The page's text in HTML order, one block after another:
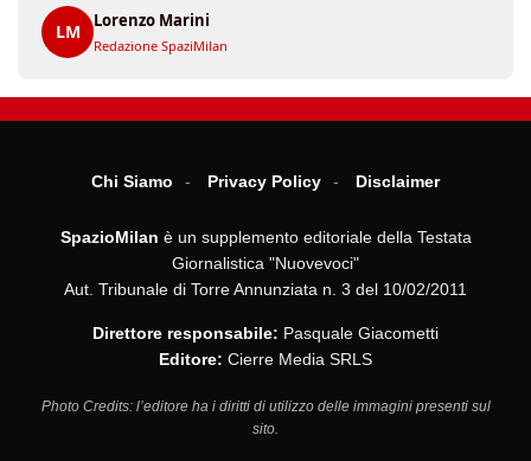
LM
Lorenzo Marini
Redazione SpaziMilan
Chi Siamo Privacy Policy Disclaimer
SpazioMilan è un supplemento editoriale della Testata
Giornalistica "Nuovevoci"
Aut. Tribunale di Torre Annunziata n. 3 del 10/02/2011
Direttore responsabile: Pasquale Giacometti
Editore: Cierre Media SRLS
Photo Credits: l’editore ha i diritti di utilizzo delle immagini presenti sul
sito.